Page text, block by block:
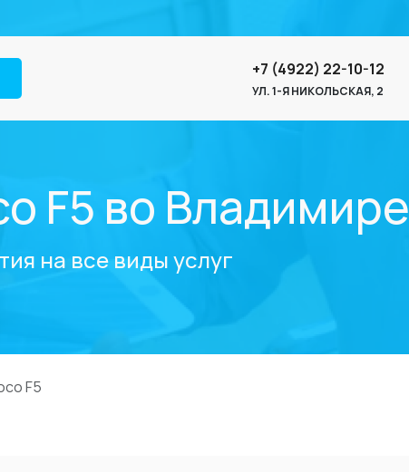
+7 (4922) 22-10-12
УЛ. 1-Я НИКОЛЬСКАЯ, 2
F5 во Владимире
на все виды услуг
F5